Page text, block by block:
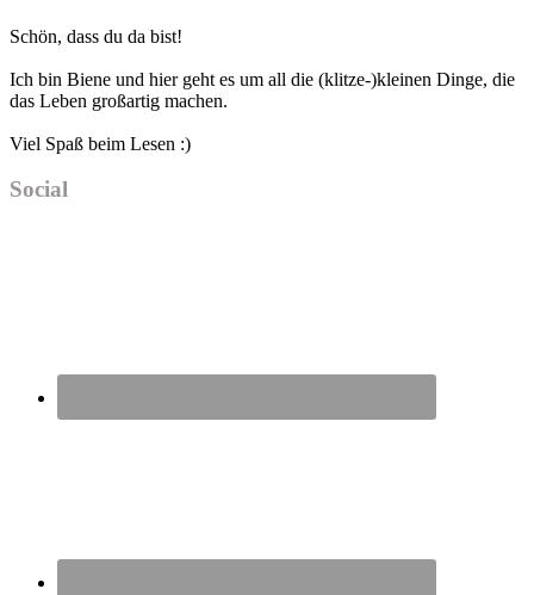
Sidebar
Schön, dass du da bist!
Ich bin Biene und hier geht es um all die (klitze-)kleinen Dinge, die
das Leben großartig machen.
Viel Spaß beim Lesen :)
Social